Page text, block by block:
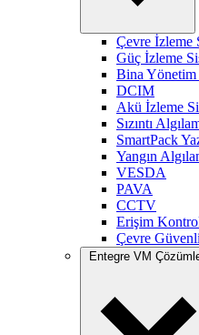
Çevre İzleme
Güç İzleme
Bina Yönetim
DCIM
Akü İzleme
Sızıntı
SmartPack
Yangın
VESDA
PAVA
CCTV
Erişim
Çevre
Entegre VM